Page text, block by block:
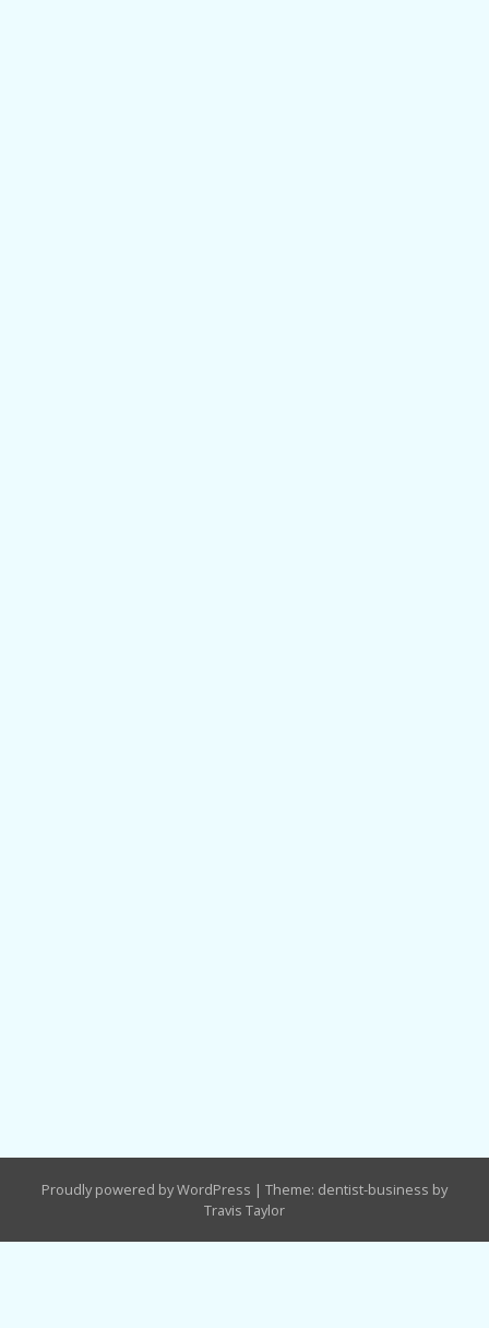
Proudly powered by WordPress | Theme: dentist-business by
Travis Taylor